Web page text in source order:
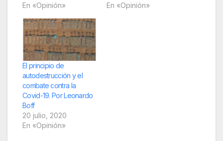
En «Opinión»
En «Opinión»
El principio de
autodestrucción y el
combate contra la
Covid-19. Por Leonardo
Boff
20 julio, 2020
En «Opinión»